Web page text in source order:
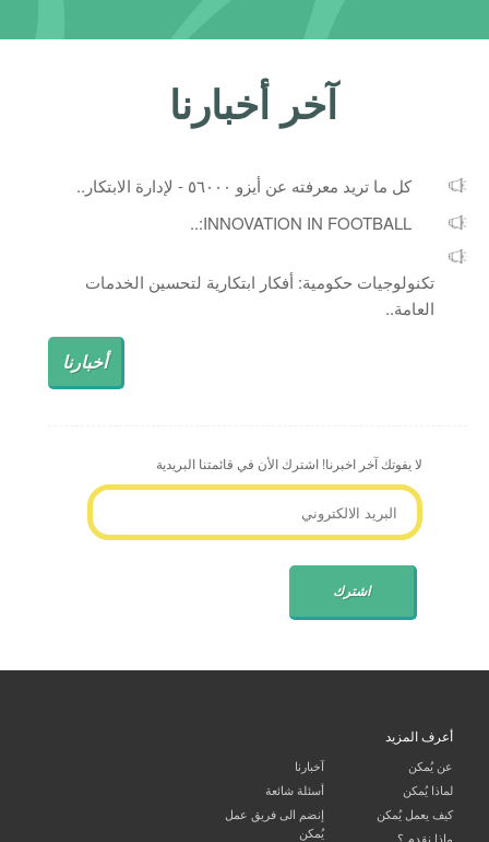
آخر أخبارنا
كل ما تريد معرفته عن أيزو ٥٦٠٠٠ - لإدارة الابتكار..
INNOVATION IN FOOTBALL:..
تكنولوجيات حكومية: أفكار ابتكارية لتحسين الخدمات
العامة..
أخبارنا
لا يفوتك آخر اخبرنا! اشترك الأن في قائمتنا البريدية
أعرف المزيد
عن يُمكن
لماذا يُمكن
كيف يعمل يُمكن
ماذا نقدم ؟
آخبارنا
أسئلة شائعة
إنضم الى فريق عمل
يُمكن